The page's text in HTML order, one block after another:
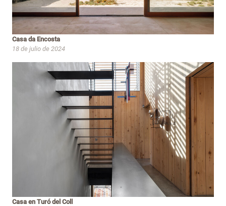
Casa da Encosta
18 de julio de 2024
Casa en Turó del Coll